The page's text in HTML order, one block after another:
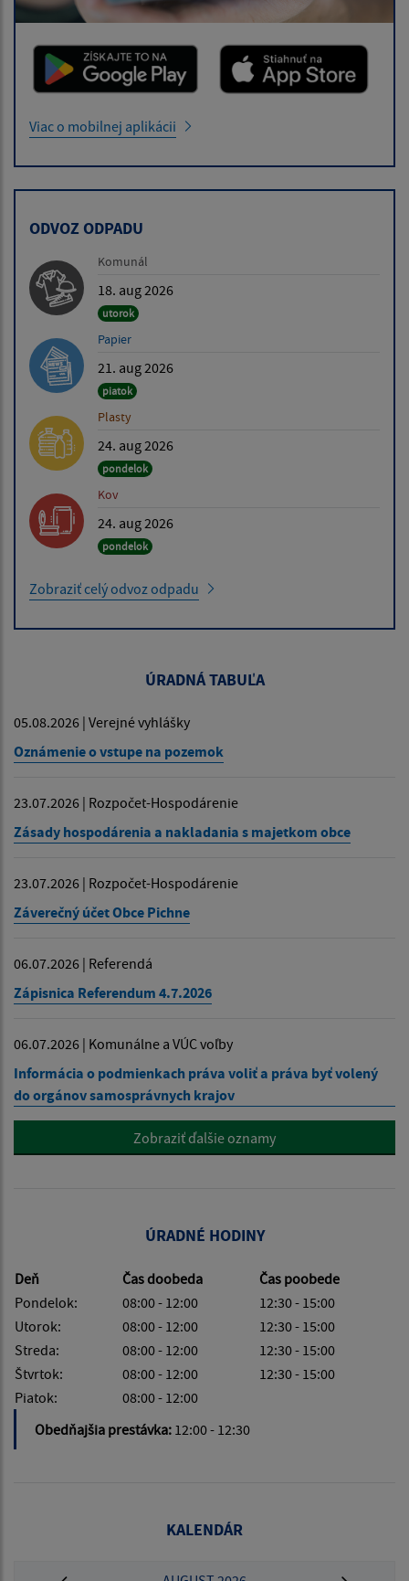
Viac o mobilnej aplikácii
ODVOZ ODPADU
Komunál
18. aug 2026
utorok
Papier
21. aug 2026
piatok
Plasty
24. aug 2026
pondelok
Kov
24. aug 2026
pondelok
Zobraziť celý odvoz odpadu
ÚRADNÁ TABUĽA
05.08.2026 | Verejné vyhlášky
Oznámenie o vstupe na pozemok
23.07.2026 | Rozpočet-Hospodárenie
Zásady hospodárenia a nakladania s majetkom obce
23.07.2026 | Rozpočet-Hospodárenie
Záverečný účet Obce Pichne
06.07.2026 | Referendá
Zápisnica Referendum 4.7.2026
06.07.2026 | Komunálne a VÚC voľby
Informácia o podmienkach práva voliť a práva byť volený
do orgánov samosprávnych krajov
Zobraziť ďalšie oznamy
ÚRADNÉ HODINY
Deň Čas doobeda
Čas poobede
Pondelok:
08:00 - 12:00
12:30 - 15:00
Utorok:
08:00 - 12:00
12:30 - 15:00
Streda:
08:00 - 12:00
12:30 - 15:00
Štvrtok:
08:00 - 12:00
12:30 - 15:00
Piatok:
08:00 - 12:00
Obedňajšia prestávka: 12:00 - 12:30
KALENDÁR